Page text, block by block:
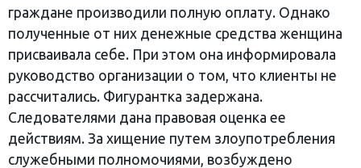
граждане производили полную оплату. Однако
полученные от них денежные средства женщина
присваивала себе. При этом она информировала
руководство организации о том, что клиенты не
рассчитались. Фигурантка задержана.
Следователями дана правовая оценка ее
действиям. За хищение путем злоупотребления
служебными полномочиями, возбуждено